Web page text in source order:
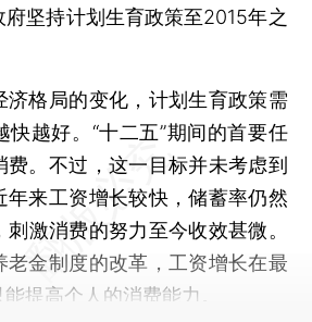
坚持计划生育政策至2015年之
格局的变化，计划生育政策需
快越好。“十二五”期间的首要任
。不过，这一目标并未考虑到
年来工资增长较快，储蓄率仍然
激消费的努力至今收效甚微。
老金制度的改革，工资增长在最
提高个人的消费能力。